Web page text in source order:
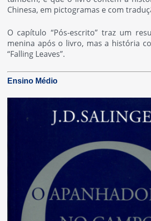
Chinesa, em pictogramas e com
O capítulo “Pós-escrito” traz um
menina após o livro, mas a história
“Falling Leaves”.
Ensino Médio